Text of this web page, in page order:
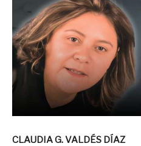
CLAUDIA G. VALDÉS DÍAZ